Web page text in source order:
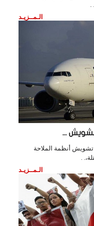
.
الـمــزيـد
...
تشويش أنظمة الملاحة
.
الـمــزيـد